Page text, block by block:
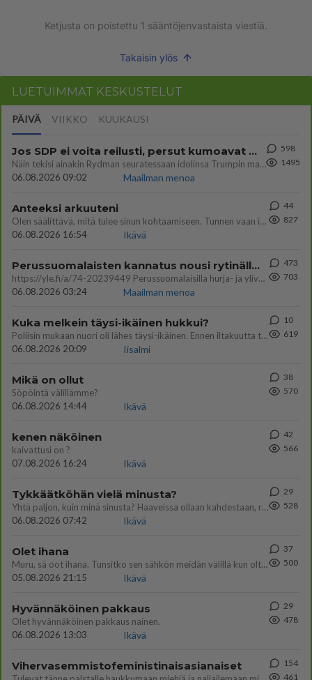
Ketjusta on poistettu 1 sääntöjenvastaista viestiä.
Takaisin ylös
LUETUIMMAT KESKUSTELUT
PÄIVÄ VIIKKO KUUKAUSI
Jos SDP ei voita reilusti, persut kumoavat demokratian Suomesta
Näin tekisi ainakin Rydman seuratessaan idolinsa Trumpin mallia https://www.is.fi/politiikka/art-2000012187244.html
06.08.2026 09:02
Maailman menoa
598
1495
Anteeksi arkuuteni
Olen säälittävä, mitä tulee sinun kohtaamiseen. Tunnen vaan itseni todella epävarmaksi sun kanssa. Jos minun olisi pitän
06.08.2026 16:54
Ikävä
44
827
Perussuomalaisten kannatus nousi rytinällä Ylen tänään julkaisemassa tuoreimmassa gallup-kyselyssä.
https://yle.fi/a/74-20239449 Perussuomalaisilla hurja- ja ylivoimaisesti suurin nousu tässä uudessa Ylen gallupissa. Kyl
06.08.2026 03:24
Maailman menoa
473
703
Kuka melkein täysi-ikäinen hukkui?
Poliisin mukaan nuori oli lähes täysi-ikäinen. Ennen iltakuutta tulleen ilmoituksen mukaan ihminen oli joutunut mahdoll
06.08.2026 20:09
Iisalmi
10
619
Mikä on ollut
Söpöintä välillämme?
06.08.2026 14:44
Ikävä
38
570
kenen näköinen
kaivattusi on ?
07.08.2026 16:24
Ikävä
42
566
Tykkäätköhän vielä minusta?
Yhtä paljon, kuin minä sinusta? Haaveissa ollaan kahdestaan, rauhassa ja lähennytään fyysisesti ja tutustutaan syvemmin
06.08.2026 07:42
Ikävä
29
528
Olet ihana
Muru, sä oot ihana. Tunsitko sen sähkön meidän välillä kun oltiin ihan låhekkäin? 👩‍❤️‍👩❤️😼😘
05.08.2026 21:15
Ikävä
37
500
Hyvännäköinen pakkaus
Olet hyvännäköinen pakkaus nainen.
06.08.2026 13:03
Ikävä
29
478
Vihervasemmistofeministinaisasianaiset
154
461